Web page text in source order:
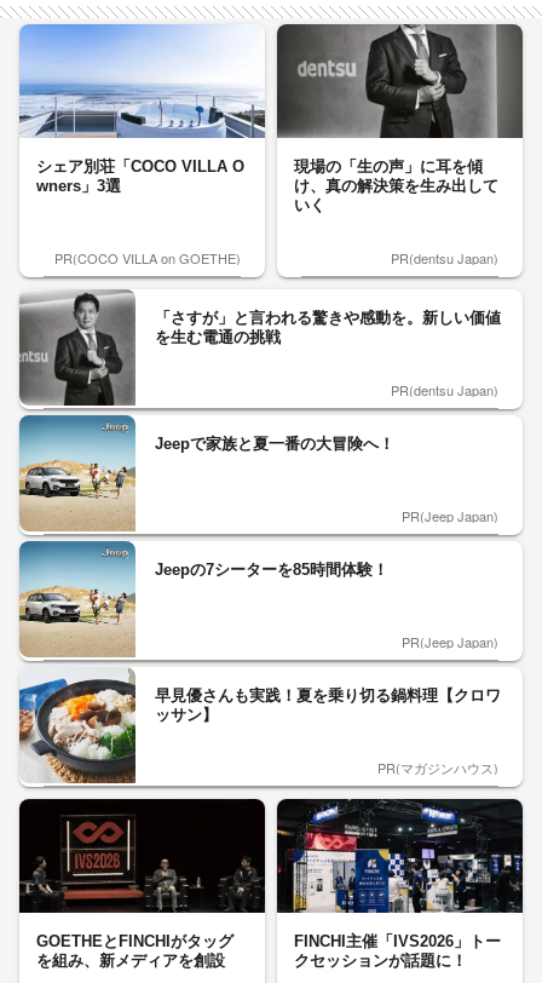
シェア別荘「COCO VILLA O
wners」3選
PR(COCO VILLA on GOETHE)
現場の「生の声」に耳を傾
け、真の解決策を生み出して
いく
PR(dentsu Japan)
「さすが」と言われる驚きや感動を。新しい価値
を生む電通の挑戦
PR(dentsu Japan)
Jeepで家族と夏一番の大冒険へ！
PR(Jeep Japan)
Jeepの7シーターを85時間体験！
PR(Jeep Japan)
早見優さんも実践！夏を乗り切る鍋料理【クロワ
ッサン】
PR(マガジンハウス)
GOETHEとFINCHIがタッグ
を組み、新メディアを創設
FINCHI主催「IVS2026」トー
クセッションが話題に！